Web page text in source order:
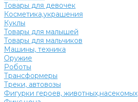
Товары для девочек
Косметика,украшения
Куклы
Товары для малышей
Товары для мальчиков
Машины, техника
Оружие
Роботы
Трансформеры
Треки, автовозы
Фигурки героев, животных,насекомых